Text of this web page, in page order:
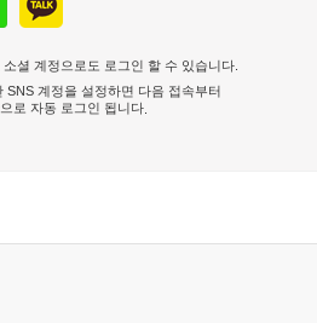
셜 계정으로도 로그인 할 수 있습니다.
SNS 계정을 설정하면 다음 접속부터
로 자동 로그인 됩니다